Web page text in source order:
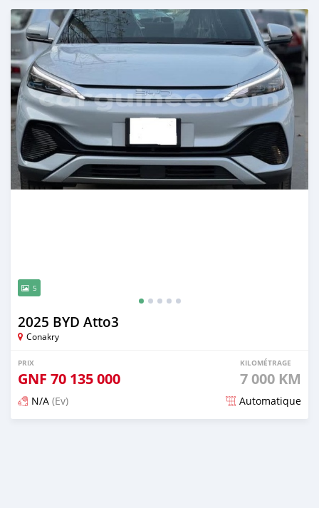
Publié il y a 2 mois
5
2025 BYD Atto3
Conakry
PRIX
GNF 70 135 000
KILOMÉTRAGE
7 000 KM
N/A (Ev) Automatique